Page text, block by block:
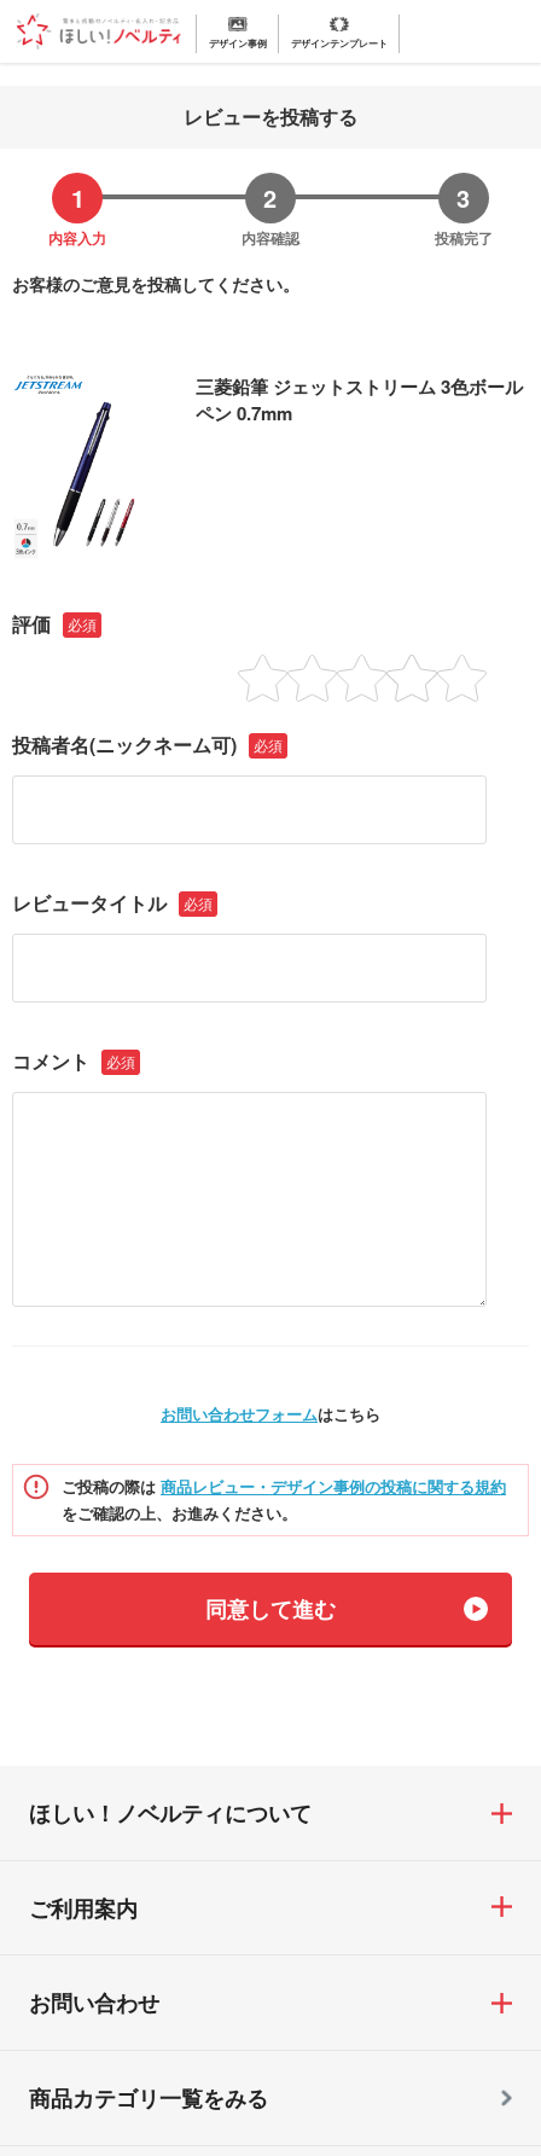
デザイン事例 デザインテンプレート
レビューを投稿する
内容入力 内容確認 投稿完了
お客様のご意見を投稿してください。
三菱鉛筆 ジェットストリーム 3色ボール
ペン 0.7mm
評価 必須
投稿者名(ニックネーム可) 必須
レビュータイトル 必須
コメント 必須
お問い合わせフォームはこちら
ご投稿の際は 商品レビュー・デザイン事例の投稿に関する規約
をご確認の上、お進みください。
同意して進む
ほしい！ノベルティについて
ご利用案内
お問い合わせ
商品カテゴリ一覧をみる